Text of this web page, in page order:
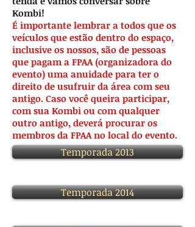
Kombi!
É importante lembrar a todos que os
veículos que estão dentro do espaço,
inclusive os nossos, são de pessoas
que pagam a FPAA (organizadora do
evento) uma anuidade para ter o
direito de usufruir da área com seu
antigo. Caso você queira participar,
com sua Kombi ou com qualquer
outro antigo, deverá procurar os
membros da FPAA no local do evento.
Temporada 2013
Temporada 2014